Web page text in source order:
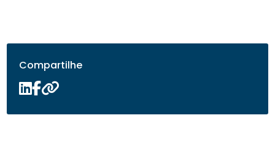
Compartilhe